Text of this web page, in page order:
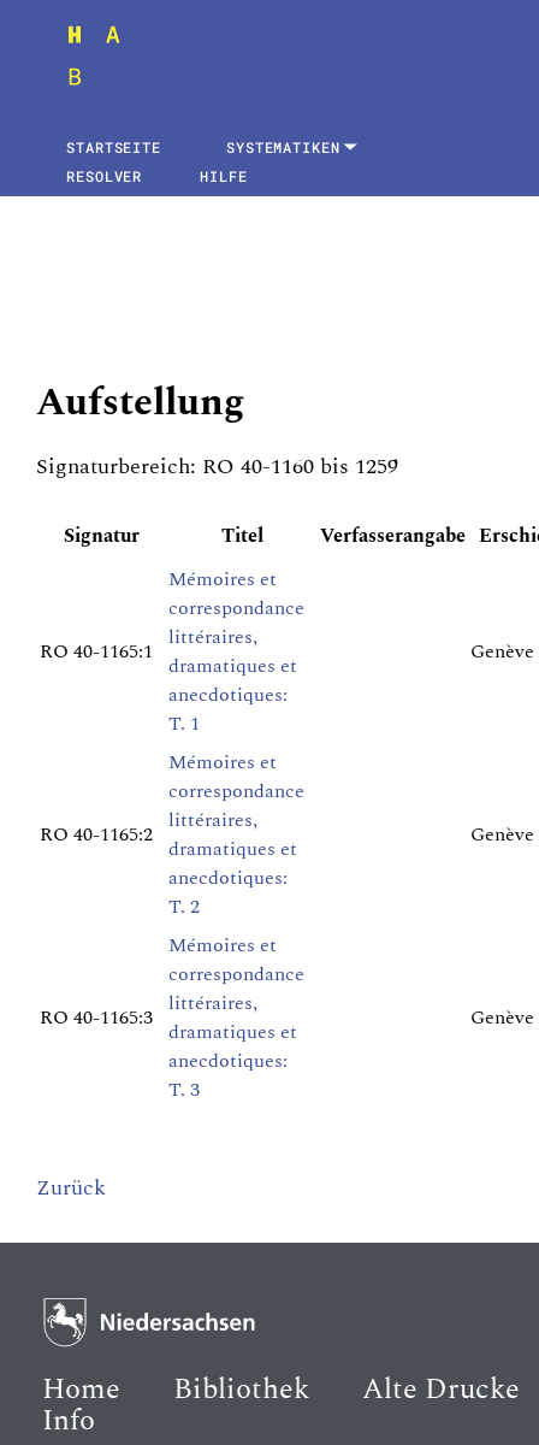
STARTSEITE
SYSTEMATIKEN
RESOLVER
HILFE
Aufstellung
Signaturbereich: RO 40-1160 bis 1259
Signatur Titel Verfasserangabe
RO 40-1165:1
Mémoires et
correspondance
littéraires,
dramatiques et
anecdotiques:
T. 1
RO 40-1165:2
Mémoires et
correspondance
littéraires,
dramatiques et
anecdotiques:
T. 2
RO 40-1165:3
Mémoires et
correspondance
littéraires,
dramatiques et
anecdotiques:
T. 3
Zurück
Home Bibliothek Alte Drucke
Info